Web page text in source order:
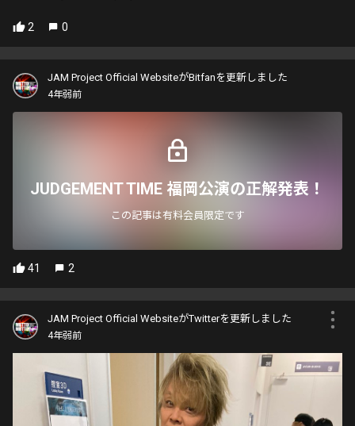
2 0
JAM Project Official WebsiteがBitfanを更新しました
4年弱前
JUDGEMENT TIME 福岡公演の正解発表！
この記事は有料会員限定です
41 2
JAM Project Official WebsiteがTwitterを更新しました
4年弱前